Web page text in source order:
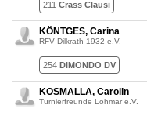
211 Crass Clausi
KÖNTGES, Carina
RFV Dilkrath 1932 e.V.
254 DIMONDO DV
KOSMALLA, Carolin
Turnierfreunde Lohmar e.V.